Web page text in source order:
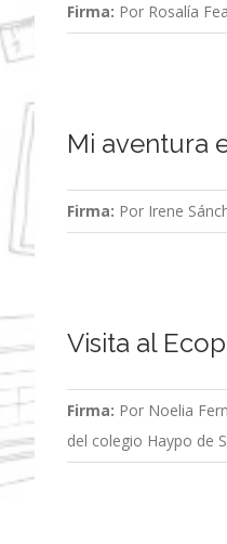
Firma: Por Rosalía
Mi aventura
Firma: Por Irene
Visita al
Firma: Por Noelia
del colegio Haypo de